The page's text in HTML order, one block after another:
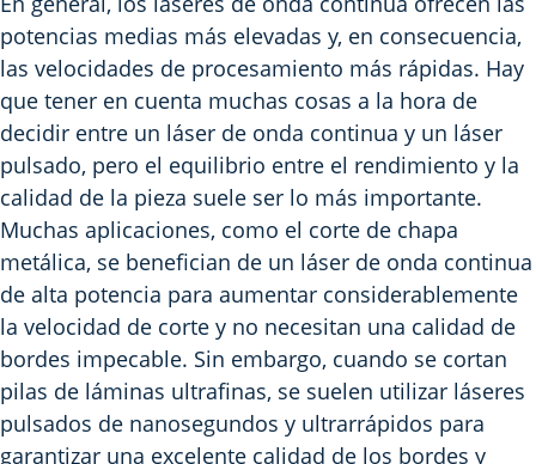
potencias medias más elevadas y, en consecuencia,
las velocidades de procesamiento más rápidas. Hay
que tener en cuenta muchas cosas a la hora de
decidir entre un láser de onda continua y un láser
pulsado, pero el equilibrio entre el rendimiento y la
calidad de la pieza suele ser lo más importante.
Muchas aplicaciones, como el corte de chapa
metálica, se benefician de un láser de onda continua
de alta potencia para aumentar considerablemente
la velocidad de corte y no necesitan una calidad de
bordes impecable. Sin embargo, cuando se cortan
pilas de láminas ultrafinas, se suelen utilizar láseres
pulsados de nanosegundos y ultrarrápidos para
garantizar una excelente calidad de los bordes y